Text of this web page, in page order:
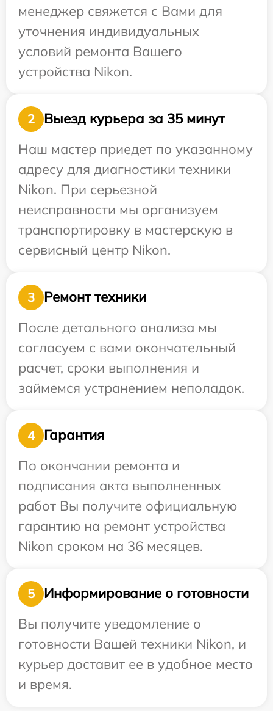
менеджер свяжется с Вами для
уточнения индивидуальных
условий ремонта Вашего
устройства Nikon.
2
Выезд курьера за 35 минут
Наш мастер приедет по указанному
адресу для диагностики техники
Nikon. При серьезной
неисправности мы организуем
транспортировку в мастерскую в
сервисный центр Nikon.
3
Ремонт техники
После детального анализа мы
согласуем с вами окончательный
расчет, сроки выполнения и
займемся устранением неполадок.
4
Гарантия
По окончании ремонта и
подписания акта выполненных
работ Вы получите официальную
гарантию на ремонт устройства
Nikon сроком на 36 месяцев.
5
Информирование о готовности
Вы получите уведомление о
готовности Вашей техники Nikon, и
курьер доставит ее в удобное место
и время.